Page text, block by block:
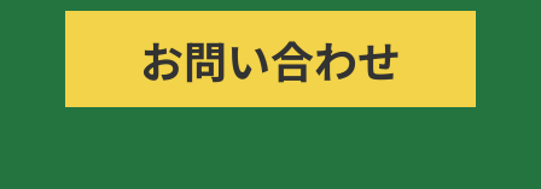
お問い合わせ